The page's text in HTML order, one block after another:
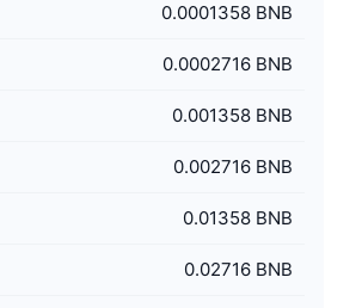
0.0001358 BNB
0.0002716 BNB
0.001358 BNB
0.002716 BNB
0.01358 BNB
0.02716 BNB